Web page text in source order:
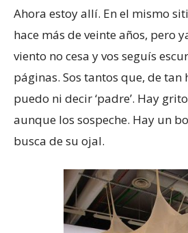
Ahora estoy allí. En el mismo
hace más de veinte años, pero
viento no cesa y vos seguís
páginas. Sos tantos que, de tan
puedo ni decir ‘padre’. Hay
aunque los sospeche. Hay un
busca de su ojal.